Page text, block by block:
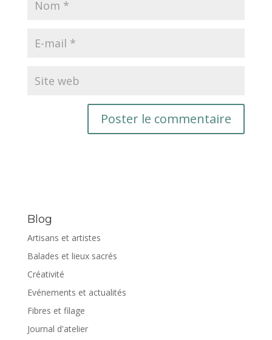
Blog
Artisans et artistes
Balades et lieux sacrés
Créativité
Evénements et actualités
Fibres et filage
Journal d'atelier